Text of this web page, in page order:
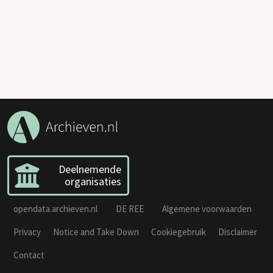
Deelnemende
organisaties
opendata.archieven.nl DE REE
Algemene voorwaarden
Privacy
Notice and Take Down Cookiegebruik
Disclaimer
Contact